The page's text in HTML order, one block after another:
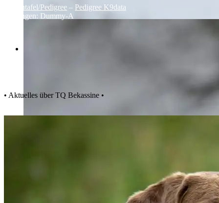
Ahnentafel/Pedigree – Pedigree K9data
Prüfungen: Dummy-A
• Aktuelles über TQ Bekassine •